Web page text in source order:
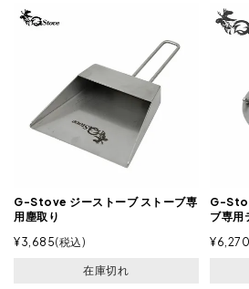
G-Stove ジーストーブ ストーブ専
用塵取り
¥3,685 税込
在庫切れ
G-
ブ専用
¥6,270